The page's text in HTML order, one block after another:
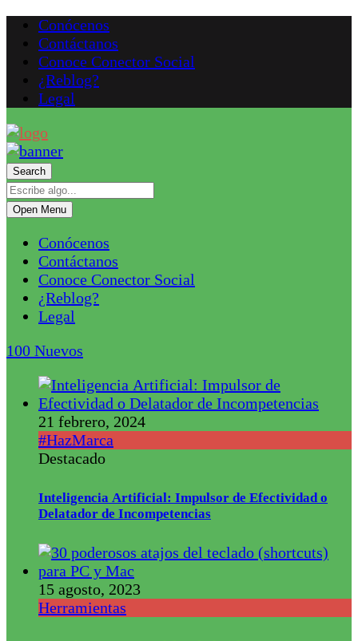
Conócenos
Contáctanos
Conoce Conector Social
¿Reblog?
Legal
Search
Open Menu
Conócenos
Contáctanos
Conoce Conector Social
¿Reblog?
Legal
100 Nuevos
21 febrero, 2024
#HazMarca
Destacado
Inteligencia Artificial: Impulsor de Efectividad o
Delatador de Incompetencias
15 agosto, 2023
Herramientas